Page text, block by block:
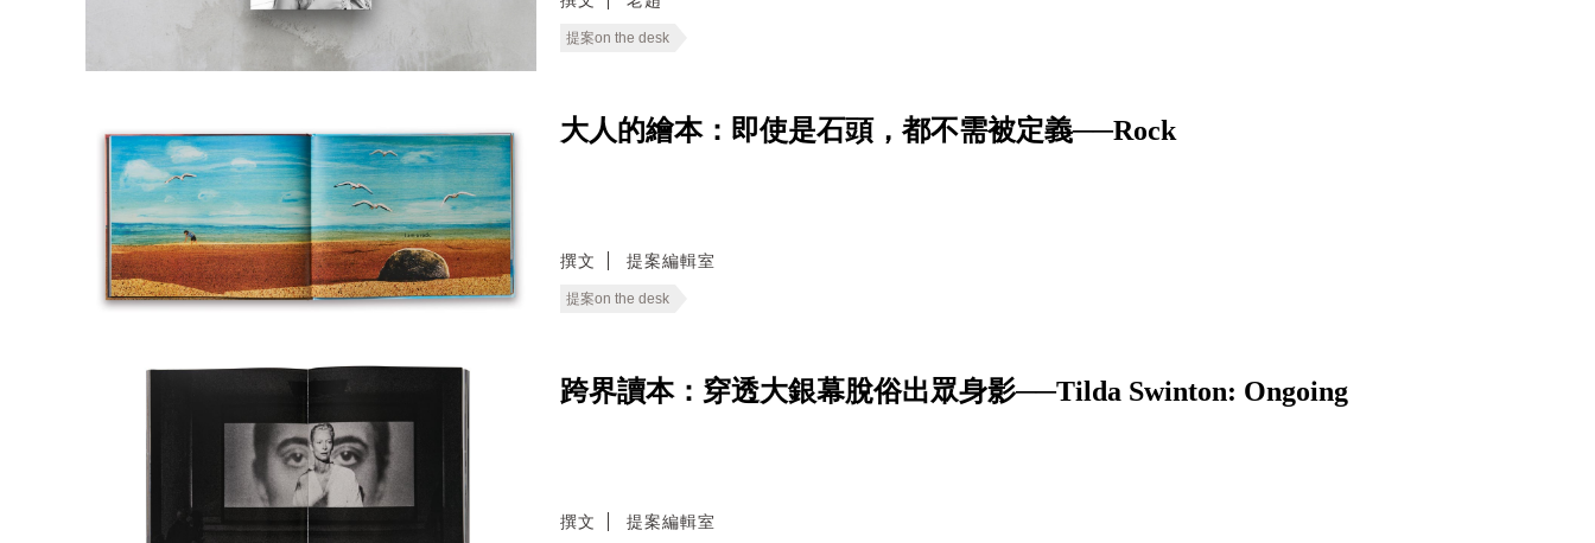
提案on the desk
大人的繪本：即使是石頭，都不需被定義──Rock
撰文 提案編輯室
提案on the desk
跨界讀本：穿透大銀幕脫俗出眾身影──Tilda Swinton: Ongoing
撰文 提案編輯室